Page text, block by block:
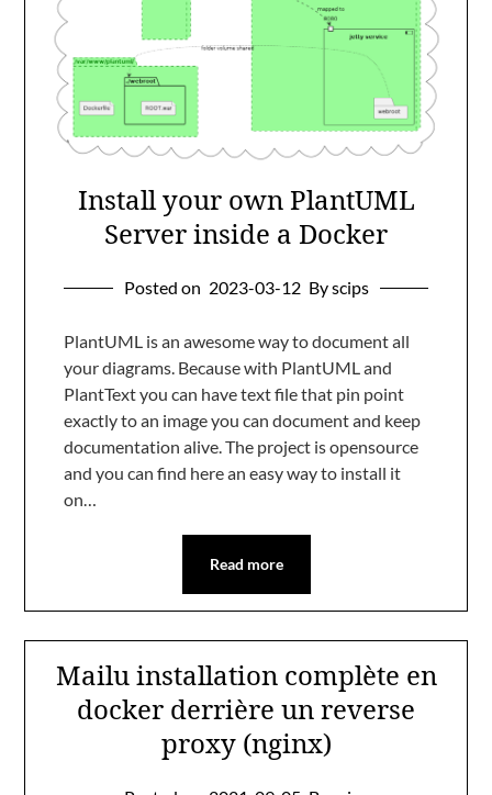
Install your own PlantUML
Server inside a Docker
Posted on 2023-03-12 By scips
PlantUML is an awesome way to document all
your diagrams. Because with PlantUML and
PlantText you can have text file that pin point
exactly to an image you can document and keep
documentation alive. The project is opensource
and you can find here an easy way to install it
on…
Read more
Mailu installation complète en
docker derrière un reverse
proxy (nginx)